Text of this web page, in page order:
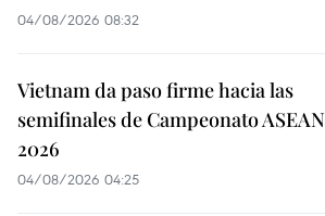
04/08/2026 08:32
Vietnam da paso firme hacia las
semifinales de Campeonato ASEAN
2026
04/08/2026 04:25